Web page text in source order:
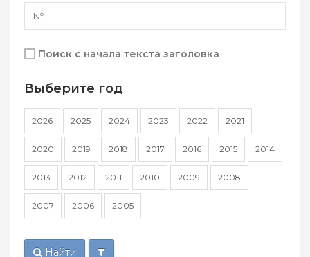
Поиск с начала текста заголовка
Выберите год
2026 2025 2024 2023 2022 2021
2020 2019 2018 2017 2016 2015 2014
2013 2012 2011 2010 2009 2008
2007 2006 2005
Найти